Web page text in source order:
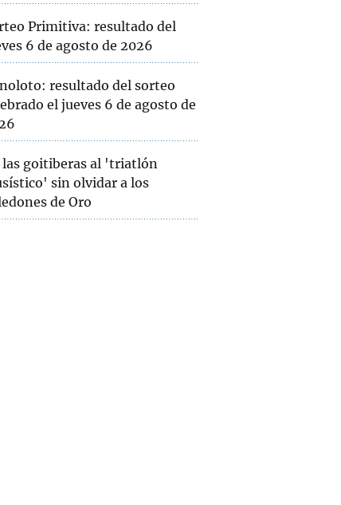
Primitiva: resultado del
6 de agosto de 2026
resultado del sorteo
el jueves 6 de agosto de
las goitiberas al 'triatlón
sin olvidar a los
de Oro